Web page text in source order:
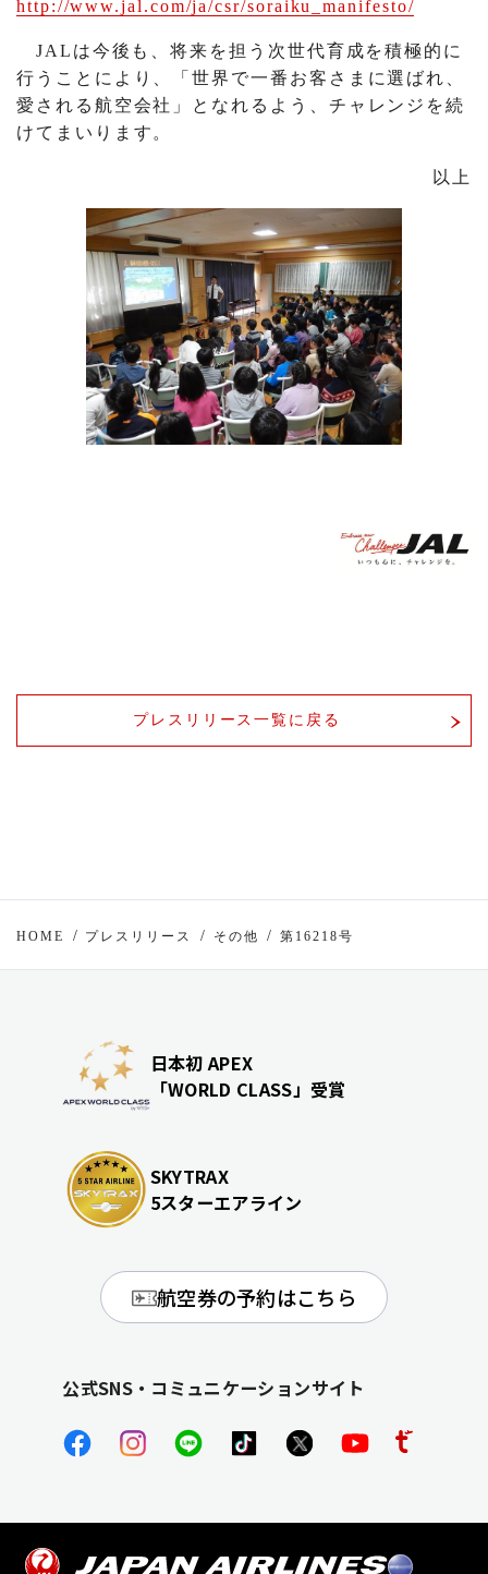
http://www.jal.com/ja/csr/soraiku_manifesto/
JALは今後も、将来を担う次世代育成を積極的に
行うことにより、「世界で一番お客さまに選ばれ、
愛される航空会社」となれるよう、チャレンジを続
けてまいります。
以上
プレスリリース一覧に戻る
HOME プレスリリース その他 第16218号
日本初 APEX
「WORLD CLASS」受賞
SKYTRAX
5スターエアライン
航空券の予約はこちら
公式SNS・コミュニケーションサイト